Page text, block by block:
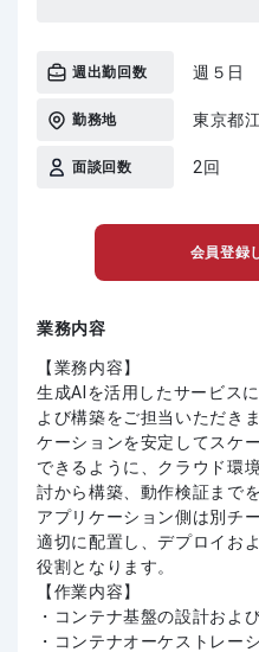
週出勤回数 週５日
勤務地 東京都
面談回数 2回
会員登録
業務内容
【業務内容】
生成AIを活用したサービス
よび構築をご担当いただき
ケーションを安定してスケ
できるように、クラウド環
討から構築、動作検証まで
アプリケーション側は別チ
適切に配置し、デプロイお
役割となります。
【作業内容】
・コンテナ基盤の設計およ
・コンテナオーケストレー